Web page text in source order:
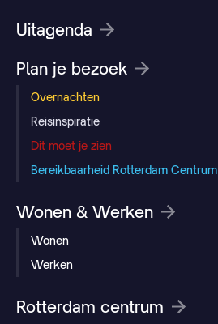
Uitagenda
Plan je bezoek
Overnachten
Reisinspiratie
Dit moet je zien
Bereikbaarheid Rotterdam Centrum
Wonen & Werken
Wonen
Werken
Rotterdam centrum